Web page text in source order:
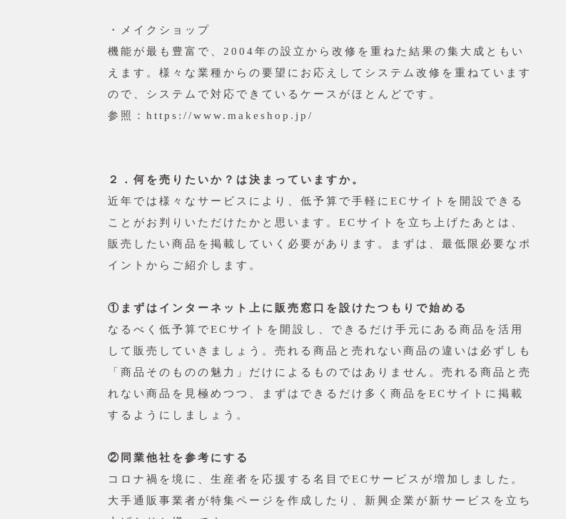
・メイクショップ
機能が最も豊富で、2004年の設立から改修を重ねた結果の集大成ともい
えます。様々な業種からの要望にお応えしてシステム改修を重ねています
ので、システムで対応できているケースがほとんどです。
参照：https://www.makeshop.jp/
２．何を売りたいか？は決まっていますか。
近年では様々なサービスにより、低予算で手軽にECサイトを開設できる
ことがお判りいただけたかと思います。ECサイトを立ち上げたあとは、
販売したい商品を掲載していく必要があります。まずは、最低限必要なポ
イントからご紹介します。
①まずはインターネット上に販売窓口を設けたつもりで始める
なるべく低予算でECサイトを開設し、できるだけ手元にある商品を活用
して販売していきましょう。売れる商品と売れない商品の違いは必ずしも
「商品そのものの魅力」だけによるものではありません。売れる商品と売
れない商品を見極めつつ、まずはできるだけ多く商品をECサイトに掲載
するようにしましょう。
②同業他社を参考にする
コロナ禍を境に、生産者を応援する名目でECサービスが増加しました。
大手通販事業者が特集ページを作成したり、新興企業が新サービスを立ち